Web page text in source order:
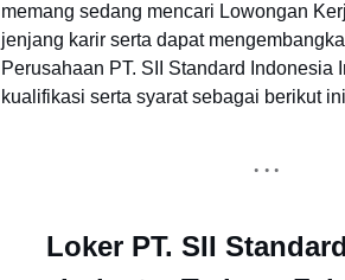
memang sedang mencari Lowongan
jenjang karir serta dapat
Perusahaan PT. SII Standard Indonesia
kualifikasi serta syarat sebagai berikut
Loker PT. SII